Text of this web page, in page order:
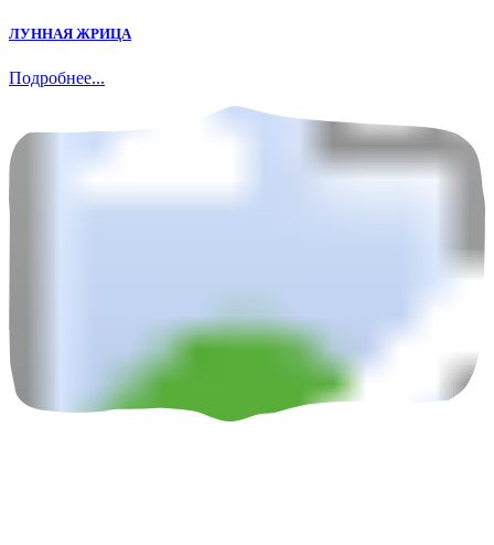
ЛУННАЯ ЖРИЦА
Подробнее...